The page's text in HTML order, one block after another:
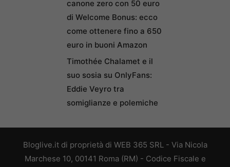
canone zero con 50 euro
di Welcome Bonus: ecco
come ottenere fino a 650
euro in buoni Amazon
Timothée Chalamet e il
suo sosia su OnlyFans:
Eddie Veyro tra
somiglianze e polemiche
Bloglive.it di proprietà di WEB 365 SRL - Via Nicola
Marchese 10, 00141 Roma (RM) - Codice Fiscale e